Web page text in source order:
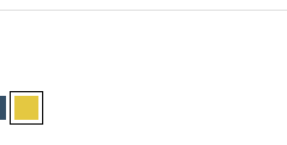
Pannier 25L Negro
Shield pannier 25L Azul
Thule Shield pannier 25L Amarillo